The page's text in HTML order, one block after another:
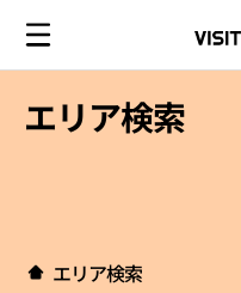
エリア検索
エリア検索